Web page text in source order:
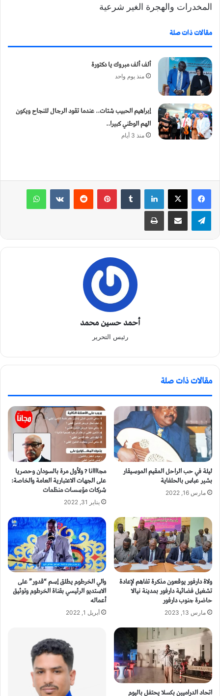
المخدرات والهجرة الغير شرعية
مقالات ذات صلة
ألف ألف مبروك يا دكتورة
منذ يوم واحد
إبراهيم الحبيب شتات.. عندما تقود الرجال للنجاح ويكون
الهم الوطني كبيرا..
منذ 3 أيام
لينكدإن بينتيريست
أحمد حسين محمد
رئيس التحرير
مقالات ذات صلة
ليلة في حب الراحل المقيم الموسيقار
بشير عباس بالحلفاية
مارس 16, 2022
مجاااانا ? ولأول مرة بالسودان وحصريا
على الجهات الاعتبارية العامة والخاصة:
شركات مؤسسات منظمات
يناير 31, 2022
ولاة دارفور يوقعون مذكرة تفاهم لإعادة
تشغيل فضائية دارفور بمدينة نيالا
حاضرة جنوب دارفور
مارس 13, 2023
والي الخرطوم يطلق إسم “قدور” على
الاستديو الرئيسي بقناة الخرطوم وتوثيق
أعماله
أبريل 1, 2022
اتحاد الدراميين بكسلا يحتفل باليوم